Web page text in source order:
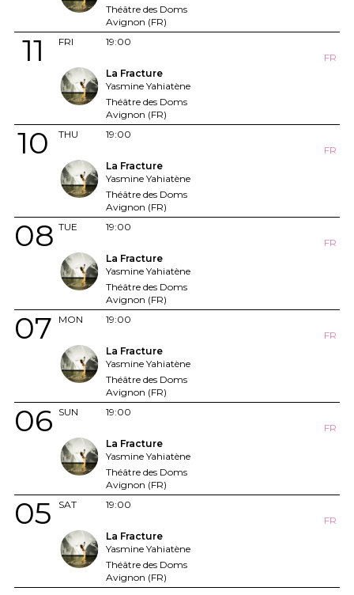
Théâtre des Doms
Avignon (FR)
FRI
11
19:00
FR
La Fracture
Yasmine Yahiatène
Théâtre des Doms
Avignon (FR)
THU
10
19:00
FR
La Fracture
Yasmine Yahiatène
Théâtre des Doms
Avignon (FR)
TUE
08
19:00
FR
La Fracture
Yasmine Yahiatène
Théâtre des Doms
Avignon (FR)
MON
07
19:00
FR
La Fracture
Yasmine Yahiatène
Théâtre des Doms
Avignon (FR)
SUN
06
19:00
FR
La Fracture
Yasmine Yahiatène
Théâtre des Doms
Avignon (FR)
SAT
05
19:00
FR
La Fracture
Yasmine Yahiatène
Théâtre des Doms
Avignon (FR)